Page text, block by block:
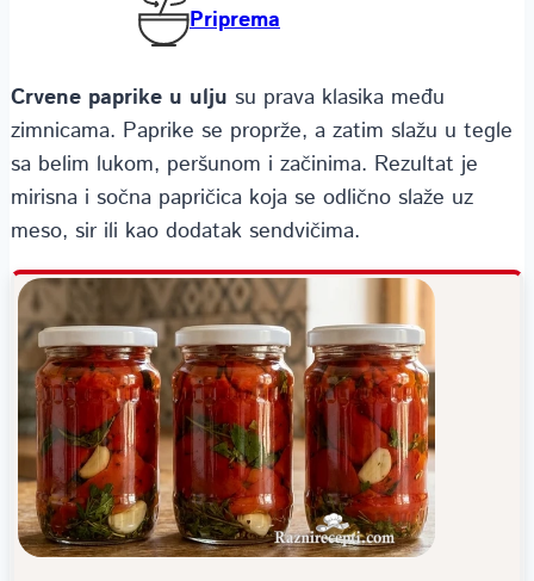
Priprema
Crvene paprike u ulju su prava klasika među
zimnicama. Paprike se proprže, a zatim slažu u tegle
sa belim lukom, peršunom i začinima. Rezultat je
mirisna i sočna papričica koja se odlično slaže uz
meso, sir ili kao dodatak sendvičima.